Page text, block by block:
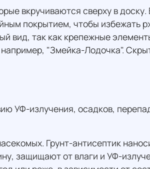
вкручиваются сверху в
покрытием, чтобы избежать
вид, так как крепежные
"Змейка-Лодочка".
УФ-излучения, осадков,
Грунт-антисептик
защищают от влаги и УФ-